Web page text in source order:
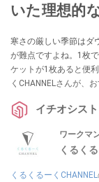
いた理想的
寒さの厳しい季節はダ
が難点ですよね。1枚
ケットが1枚あると便
くCHANNELさんが、
イチオシスト
ワークマ
くるく
くるくるーくCHANNEL